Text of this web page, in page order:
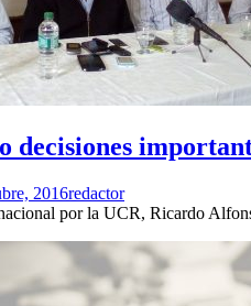
decisiones
2016redactor
por la UCR, Ricardo